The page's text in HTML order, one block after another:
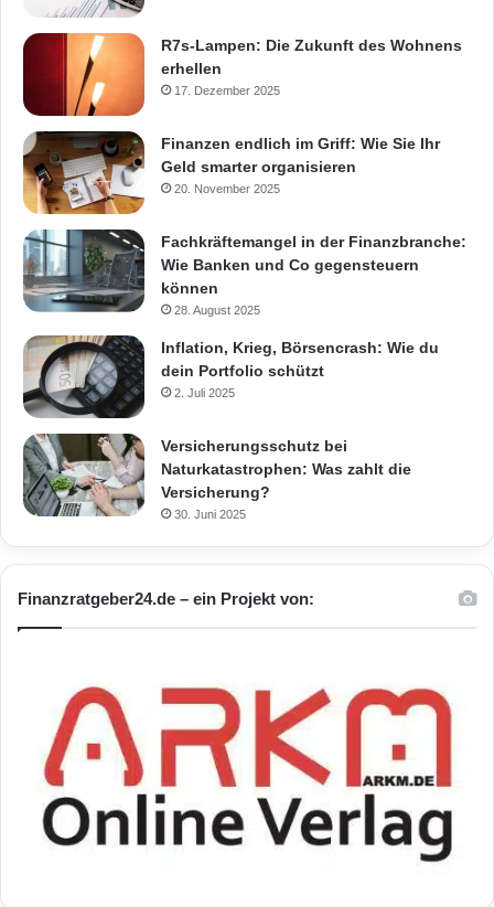
R7s-Lampen: Die Zukunft des Wohnens
erhellen
17. Dezember 2025
Finanzen endlich im Griff: Wie Sie Ihr
Geld smarter organisieren
20. November 2025
Fachkräftemangel in der Finanzbranche:
Wie Banken und Co gegensteuern
können
28. August 2025
Inflation, Krieg, Börsencrash: Wie du
dein Portfolio schützt
2. Juli 2025
Versicherungsschutz bei
Naturkatastrophen: Was zahlt die
Versicherung?
30. Juni 2025
Finanzratgeber24.de – ein Projekt von: